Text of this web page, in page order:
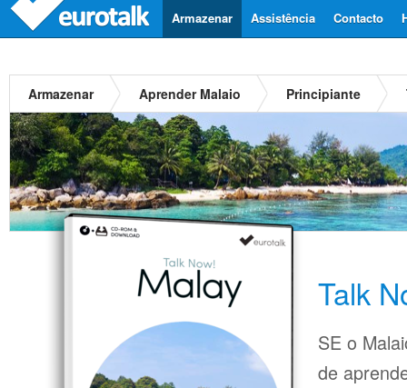
Contacto
Assistência
Armazenar
Armazenar Aprender Malaio Principiante
Talk
SE o
de